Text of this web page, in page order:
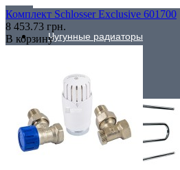
Чугунные радиаторы
Полотенцесушители
Комплект Schlosser Exclusive 601700
8 453.73 грн.
В корзину